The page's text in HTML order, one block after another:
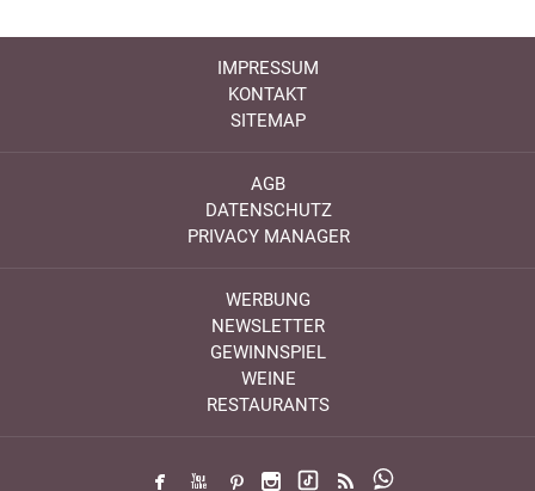
IMPRESSUM
KONTAKT
SITEMAP
AGB
DATENSCHUTZ
PRIVACY MANAGER
WERBUNG
NEWSLETTER
GEWINNSPIEL
WEINE
RESTAURANTS